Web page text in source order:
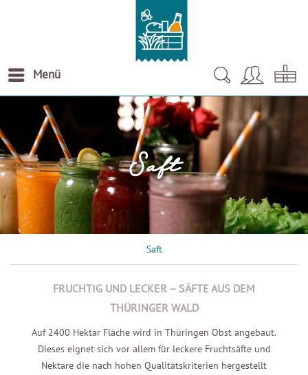
Menü
Saft
Saft
FRUCHTIG UND LECKER – SÄFTE AUS DEM
THÜRINGER WALD
Auf 2400 Hektar Fläche wird in Thüringen Obst angebaut.
Dieses eignet sich vor allem für leckere Fruchtsäfte und
Nektare die nach hohen Qualitätskriterien hergestellt